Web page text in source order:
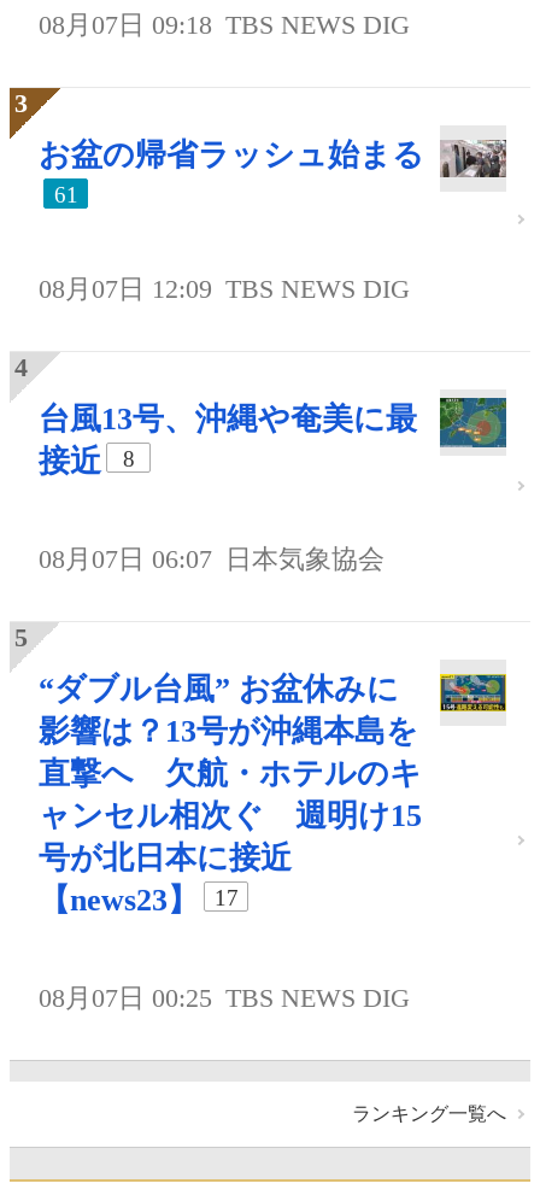
08月07日 09:18 TBS NEWS DIG
お盆の帰省ラッシュ始まる
61
08月07日 12:09 TBS NEWS DIG
台風13号、沖縄や奄美に最
接近
8
08月07日 06:07 日本気象協会
“ダブル台風” お盆休みに
影響は？13号が沖縄本島を
直撃へ 欠航・ホテルのキ
ャンセル相次ぐ 週明け15
号が北日本に接近
【news23】
17
08月07日 00:25 TBS NEWS DIG
ランキング一覧へ